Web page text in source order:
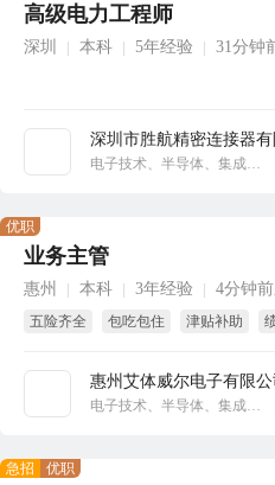
高级电力工程师
深圳 本科 5年经验 31分钟
深圳市胜航精密连接器有
电子技术、半导体、集成电路
立即沟通
业务主管
惠州 本科 3年经验 4分钟
五险齐全 包吃包住 津贴补助
惠州艾体威尔电子有限公
电子技术、半导体、集成电路
优职
立即沟通
急招 优职